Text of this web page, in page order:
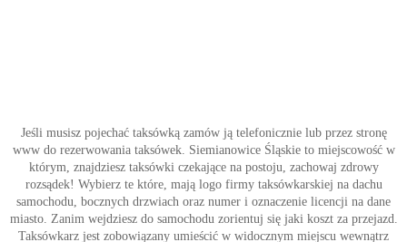
Jeśli musisz pojechać taksówką zamów ją telefonicznie lub przez stronę
www do rezerwowania taksówek. Siemianowice Śląskie to miejscowość w
którym, znajdziesz taksówki czekające na postoju, zachowaj zdrowy
rozsądek! Wybierz te które, mają logo firmy taksówkarskiej na dachu
samochodu, bocznych drzwiach oraz numer i oznaczenie licencji na dane
miasto. Zanim wejdziesz do samochodu zorientuj się jaki koszt za przejazd.
Taksówkarz jest zobowiązany umieścić w widocznym miejscu wewnątrz